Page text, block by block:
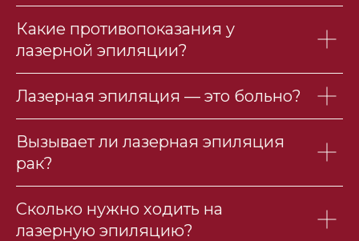
Какие противопоказания у
лазерной эпиляции?
Лазерная эпиляция — это больно?
Вызывает ли лазерная эпиляция
рак?
Сколько нужно ходить на
лазерную эпиляцию?